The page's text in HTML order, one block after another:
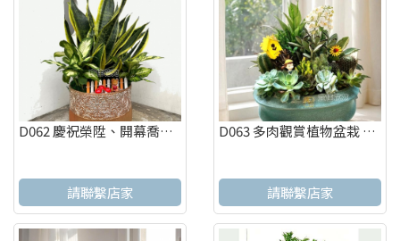
D062 慶祝榮陞、開幕喬遷、參展成功、招財進寶盆栽
請聯繫店家
D063 多肉觀賞植物盆栽 辦公室療癒紓壓盆栽 觀葉盆栽
請聯繫店家